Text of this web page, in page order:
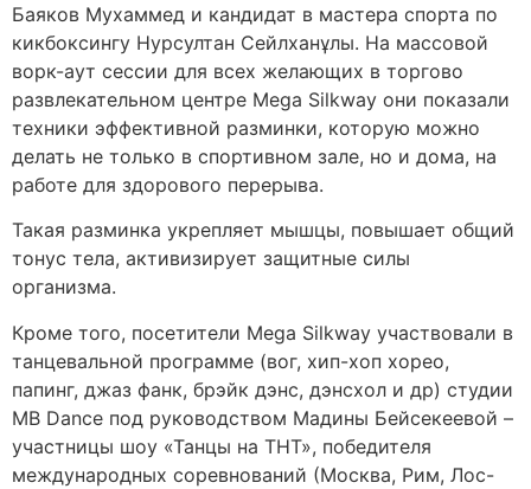
Баяков Мухаммед и кандидат в мастера спорта по
кикбоксингу Нурсултан Сейлханұлы. На массовой
ворк-аут сессии для всех желающих в торгово
развлекательном центре Mega Silkway они показали
техники эффективной разминки, которую можно
делать не только в спортивном зале, но и дома, на
работе для здорового перерыва.
Такая разминка укрепляет мышцы, повышает общий
тонус тела, активизирует защитные силы
организма.
Кроме того, посетители Mega Silkwaу участвовали в
танцевальной программе (вог, хип-хоп хорео,
папинг, джаз фанк, брэйк дэнс, дэнсхол и др) студии
MB Dance под руководством Мадины Бейсекеевой –
участницы шоу «Танцы на ТНТ», победителя
международных соревнований (Москва, Рим, Лос-